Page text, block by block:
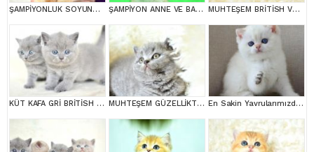
ŞAMPİYONLUK SOYUNDAN NY11 GOLDEN BRİTİSH SHORTHAİR ŞAMPİYON ANNE VE BABANI YAVRUSU NY11 GOLDEN BRİTİSH SHORTHAİR YAVRUMUZ MUHTEŞEM BRİTİSH VE SCOTTİSH YAVRULAR
KÜT KAFA GRİ BRİTİSH SHORTHAİR YAVRULARIMIZ MUHTEŞEM GÜZELLİKTE GRİ BRİTİSH En Sakin Yavrularımızdan NS1133 British Shorthair